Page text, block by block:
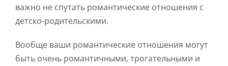
важно не спутать романтические отношения с
детско-родительскими.
Вообще ваши романтические отношения могут
быть очень романтичными, трогательными и